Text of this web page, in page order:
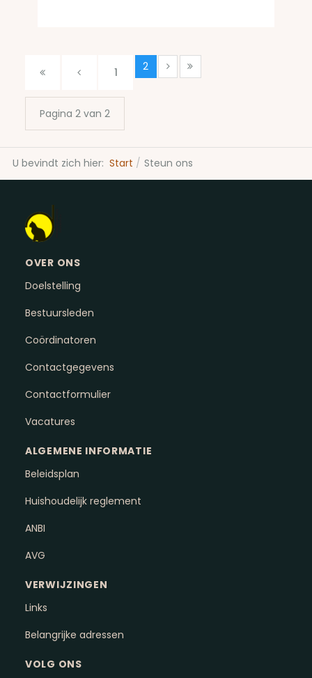
Pagina 2 van 2
1 2
U bevindt zich hier: Start Steun ons
OVER ONS
Doelstelling
Bestuursleden
Coördinatoren
Contactgegevens
Contactformulier
Vacatures
ALGEMENE INFORMATIE
Beleidsplan
Huishoudelijk reglement
ANBI
AVG
VERWIJZINGEN
Links
Belangrijke adressen
VOLG ONS